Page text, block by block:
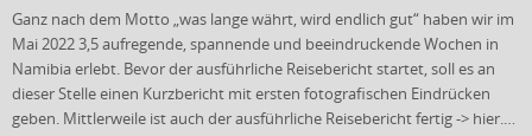
Ganz nach dem Motto „was lange währt, wird endlich gut“ haben wir im
Mai 2022 3,5 aufregende, spannende und beeindruckende Wochen in
Namibia erlebt. Bevor der ausführliche Reisebericht startet, soll es an
dieser Stelle einen Kurzbericht mit ersten fotografischen Eindrücken
geben. Mittlerweile ist auch der ausführliche Reisebericht fertig -> hier.…